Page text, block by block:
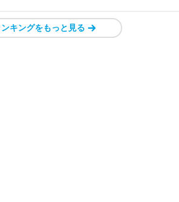
キングをもっと見る